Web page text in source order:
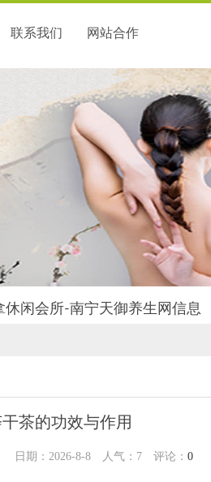
联系我们 网站合作
闲会所-南宁天御养生网信息
茶的功效与作用
日期：2026-8-8 人气： 7评论： 0